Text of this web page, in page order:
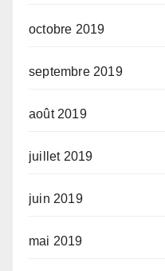
octobre 2019
septembre 2019
août 2019
juillet 2019
juin 2019
mai 2019